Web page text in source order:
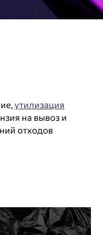
утилизация
на вывоз и
отходов